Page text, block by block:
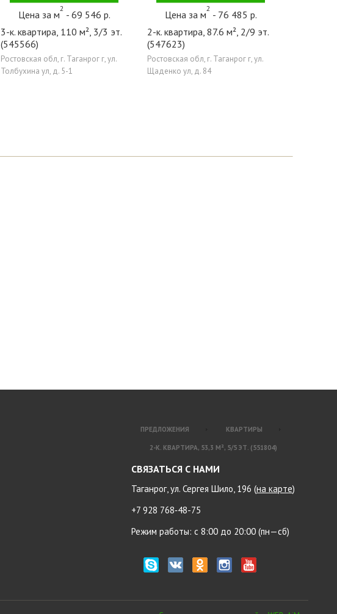
Цена за м
2
- 69 546 р.
3-к. квартира, 110 м², 3/3 эт.
(545566)
Ростовская обл, г. Таганрог г, ул.
Толбухина ул, д. 5-1
Цена за м
2
- 76 485 р.
2-к. квартира, 87.6 м², 2/9 эт.
(547623)
Ростовская обл, г. Таганрог г, ул.
Щаденко ул, д. 84
ПРЕДЛОЖЕНИЯ КВАРТИРЫ
2-К. КВАРТИРА, 53,3 М², 5/5 ЭТ. (551804)
СВЯЗАТЬСЯ С НАМИ
Таганрог, ул. Сергея Шило, 196 (на карте)
+7 928 768‑48-75
Режим работы: с 8:00 до 20:00 (пн—сб)